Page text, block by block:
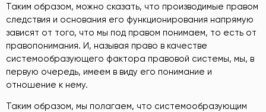
Таким образом, можно сказать, что производимые правом
следствия и основания его функционирования напрямую
зависят от того, что мы под правом понимаем, то есть от
правопонимания. И, называя право в качестве
системообразующего фактора правовой системы, мы, в
первую очередь, имеем в виду его понимание и
отношение к нему.
Таким образом, мы полагаем, что системообразующим